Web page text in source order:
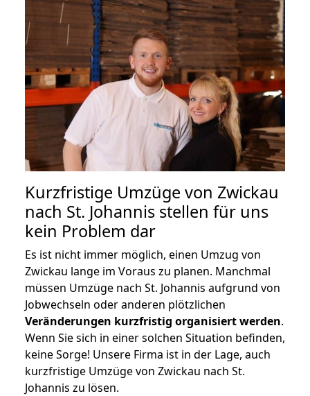
Kurzfristige Umzüge von Zwickau
nach St. Johannis stellen für uns
kein Problem dar
Es ist nicht immer möglich, einen Umzug von
Zwickau lange im Voraus zu planen. Manchmal
müssen Umzüge nach St. Johannis aufgrund von
Jobwechseln oder anderen plötzlichen
Veränderungen kurzfristig organisiert werden.
Wenn Sie sich in einer solchen Situation befinden,
keine Sorge! Unsere Firma ist in der Lage, auch
kurzfristige Umzüge von Zwickau nach St.
Johannis zu lösen.